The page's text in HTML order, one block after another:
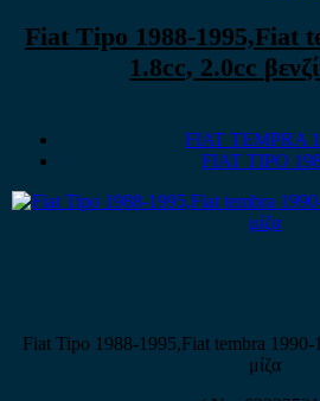
Fiat Tipo 1988-1995,Fiat
1.8cc, 2.0cc
FIAT TEMPRA
FIAT TIPO
Fiat Tipo 1988-1995,Fiat tembra 1990-
μίζα